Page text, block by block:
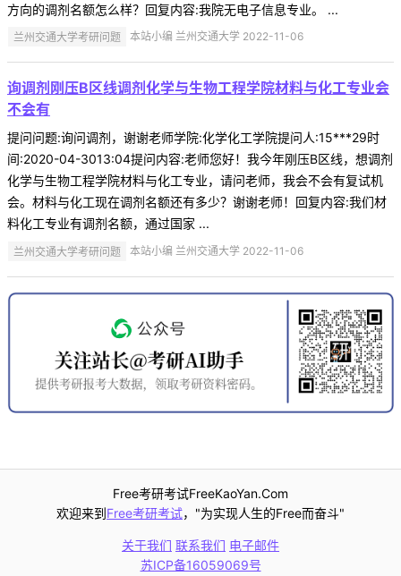
方向的调剂名额怎么样？回复内容:我院无电子信息专业。 ...
兰州交通大学考研问题 本站小编 兰州交通大学 2022-11-06
询调剂刚压B区线调剂化学与生物工程学院材料与化工专业会
不会有
提问问题:询问调剂，谢谢老师学院:化学化工学院提问人:15***29时
间:2020-04-3013:04提问内容:老师您好！我今年刚压B区线，想调剂
化学与生物工程学院材料与化工专业，请问老师，我会不会有复试机
会。材料与化工现在调剂名额还有多少？谢谢老师！回复内容:我们材
料化工专业有调剂名额，通过国家 ...
兰州交通大学考研问题 本站小编 兰州交通大学 2022-11-06
Free考研考试FreeKaoYan.Com
欢迎来到Free考研考试，"为实现人生的Free而奋斗"
关于我们 联系我们 电子邮件
苏ICP备16059069号